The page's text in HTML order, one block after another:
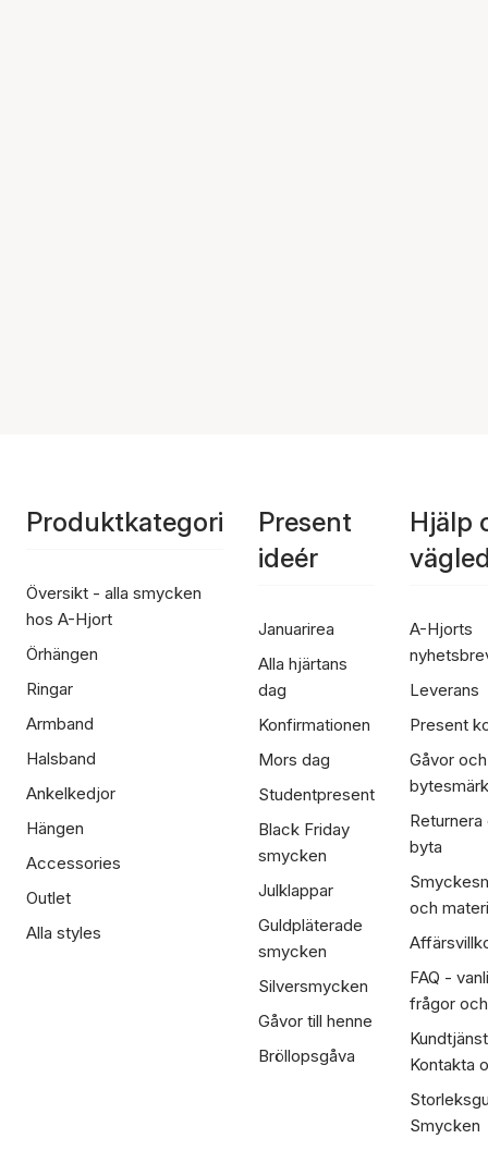
Produktkategori
Översikt - alla smycken
hos A-Hjort
Örhängen
Ringar
Armband
Halsband
Ankelkedjor
Hängen
Accessories
Outlet
Alla styles
Present
ideér
Januarirea
Alla hjärtans
dag
Konfirmationen
Mors dag
Studentpresent
Black Friday
smycken
Julklappar
Guldpläterade
smycken
Silversmycken
Gåvor till henne
Bröllopsgåva
Hjälp
A-Hjorts
Leverans
Present
Gåvor och
Returnera
byta
och
FAQ -
frågor
Kontakta
Smycken